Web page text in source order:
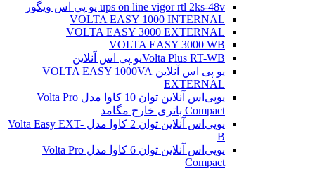
ups on line vigor rtl 2ks-48v یو پی اس ویگور
VOLTA EASY 1000 INTERNAL
VOLTA EASY 3000 EXTERNAL
VOLTA EASY 3000 WB
Volta Plus RT-WBیو پی اس آنلاین
یو پی اس آنلاین VOLTA EASY 1000VA
EXTERNAL
یو‌پی‌اس آنلاین توان 10 کاوا مدل Volta Pro
Compact باتری خارج مگامد
یو‌پی‌اس آنلاین توان 2 کاوا مدل Volta Easy EXT-
B
یو‌پی‌اس آنلاین توان 6 کاوا مدل Volta Pro
Compact